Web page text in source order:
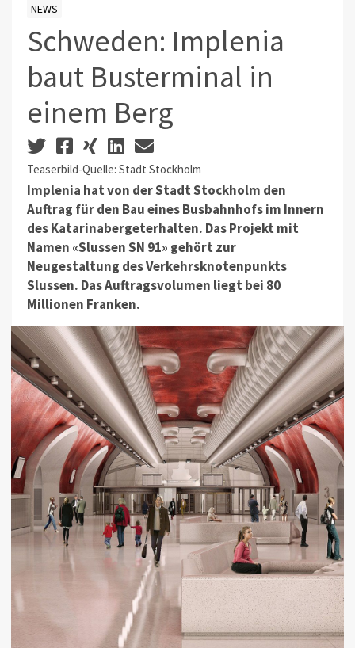
NEWS
Schweden: Implenia
baut Busterminal in
einem Berg
Teaserbild-Quelle: Stadt Stockholm
Implenia hat von der Stadt Stockholm den
Auftrag für den Bau eines Busbahnhofs im Innern
des Katarinabergeterhalten. Das Projekt mit
Namen «Slussen SN 91» gehört zur
Neugestaltung des Verkehrsknotenpunkts
Slussen. Das Auftragsvolumen liegt bei 80
Millionen Franken.